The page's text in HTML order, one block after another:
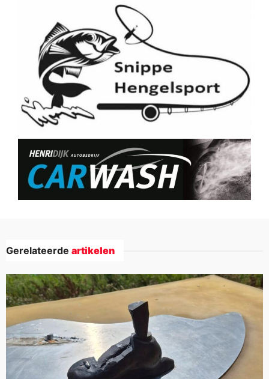
Gerelateerde artikelen